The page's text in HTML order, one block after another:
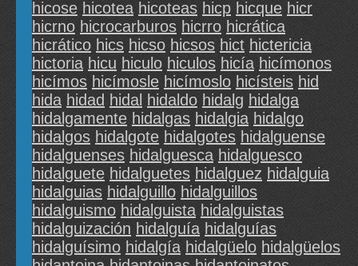
hicose hicotea hicoteas hicp hicque hicr
hicrno hicrocarburos hicrro hicrática
hicrático hics hicso hicsos hict hictericia
hictoria hicu hiculo hiculos hicía hicímonos
hicímos hicímosle hicímoslo hicísteis hid
hida hidad hidal hidaldo hidalg hidalga
hidalgamente hidalgas hidalgia hidalgo
hidalgos hidalgote hidalgotes hidalguense
hidalguenses hidalguesca hidalguesco
hidalguete hidalguetes hidalguez hidalguia
hidalguias hidalguillo hidalguillos
hidalguismo hidalguista hidalguistas
hidalguización hidalguía hidalguías
hidalguísimo hidalgía hidalgüelo hidalgüelos